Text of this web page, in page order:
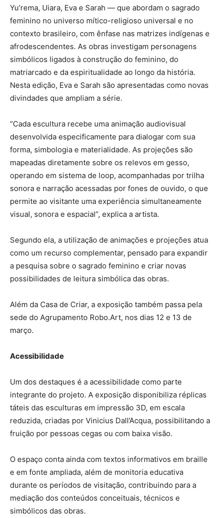
Yu’rema, Uiara, Eva e Sarah — que abordam o sagrado
feminino no universo mítico-religioso universal e no
contexto brasileiro, com ênfase nas matrizes indígenas e
afrodescendentes. As obras investigam personagens
simbólicos ligados à construção do feminino, do
matriarcado e da espiritualidade ao longo da história.
Nesta edição, Eva e Sarah são apresentadas como novas
divindades que ampliam a série.
“Cada escultura recebe uma animação audiovisual
desenvolvida especificamente para dialogar com sua
forma, simbologia e materialidade. As projeções são
mapeadas diretamente sobre os relevos em gesso,
operando em sistema de loop, acompanhadas por trilha
sonora e narração acessadas por fones de ouvido, o que
permite ao visitante uma experiência simultaneamente
visual, sonora e espacial”, explica a artista.
Segundo ela, a utilização de animações e projeções atua
como um recurso complementar, pensado para expandir
a pesquisa sobre o sagrado feminino e criar novas
possibilidades de leitura simbólica das obras.
Além da Casa de Criar, a exposição também passa pela
sede do Agrupamento Robo.Art, nos dias 12 e 13 de
março.
Acessibilidade
Um dos destaques é a acessibilidade como parte
integrante do projeto. A exposição disponibiliza réplicas
táteis das esculturas em impressão 3D, em escala
reduzida, criadas por Vinicius Dall’Acqua, possibilitando a
fruição por pessoas cegas ou com baixa visão.
O espaço conta ainda com textos informativos em braille
e em fonte ampliada, além de monitoria educativa
durante os períodos de visitação, contribuindo para a
mediação dos conteúdos conceituais, técnicos e
simbólicos das obras.